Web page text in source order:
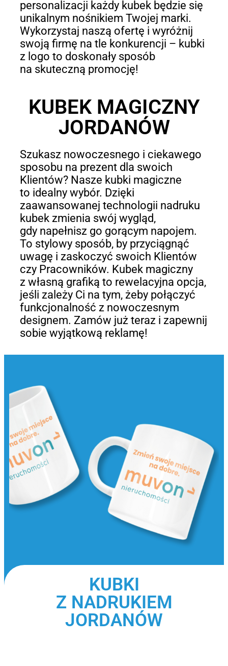
personalizacji każdy kubek będzie się
unikalnym nośnikiem Twojej marki.
Wykorzystaj naszą ofertę i wyróżnij
swoją firmę na tle konkurencji – kubki
z logo to doskonały sposób
na skuteczną promocję!
KUBEK MAGICZNY
JORDANÓW
Szukasz nowoczesnego i ciekawego
sposobu na prezent dla swoich
Klientów? Nasze kubki magiczne
to idealny wybór. Dzięki
zaawansowanej technologii nadruku
kubek zmienia swój wygląd,
gdy napełnisz go gorącym napojem.
To stylowy sposób, by przyciągnąć
uwagę i zaskoczyć swoich Klientów
czy Pracowników. Kubek magiczny
z własną grafiką to rewelacyjna opcja,
jeśli zależy Ci na tym, żeby połączyć
funkcjonalność z nowoczesnym
designem. Zamów już teraz i zapewnij
sobie wyjątkową reklamę!
KUBKI
Z NADRUKIEM
JORDANÓW